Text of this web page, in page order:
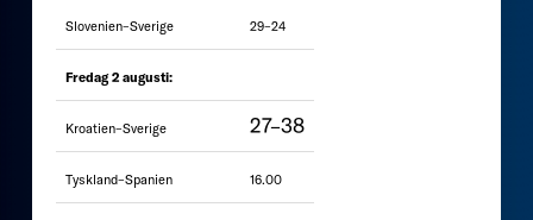
Slovenien–Sverige 29–24
Fredag 2 augusti:
Kroatien–Sverige 27–38
Tyskland–Spanien 16.00